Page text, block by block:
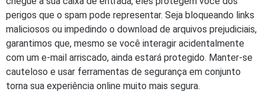
perigos que o spam pode representar. Seja bloqueando links
maliciosos ou impedindo o download de arquivos prejudiciais,
garantimos que, mesmo se você interagir acidentalmente
com um e-mail arriscado, ainda estará protegido. Manter-se
cauteloso e usar ferramentas de segurança em conjunto
torna sua experiência online muito mais segura.